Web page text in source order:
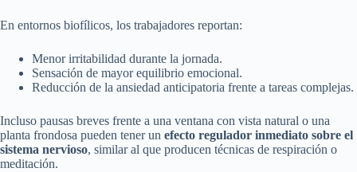
En entornos biofílicos, los trabajadores reportan:
Menor irritabilidad durante la jornada.
Sensación de mayor equilibrio emocional.
Reducción de la ansiedad anticipatoria frente a tareas complejas.
Incluso pausas breves frente a una ventana con vista natural o una
planta frondosa pueden tener un efecto regulador inmediato sobre el
sistema nervioso, similar al que producen técnicas de respiración o
meditación.